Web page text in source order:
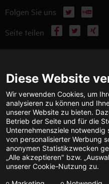
Folgen Sie uns X
YouTube
Seite teilen
Facebook
X Xing
TECHNISCHE BERATUNG
Jetzt anrufen
FACHPARTNERSUCHE
Diese Website
Wir verwenden Cookies, um
analysieren zu können und
unserer Website zu bieten.
Betrieb der Seite und für die
Unternehmensziele notwendig
von personalisierter Werbung
anonymen Statistikzwecken
„Alle akzeptieren" bzw.
unserer Cookie-Nutzung zu.